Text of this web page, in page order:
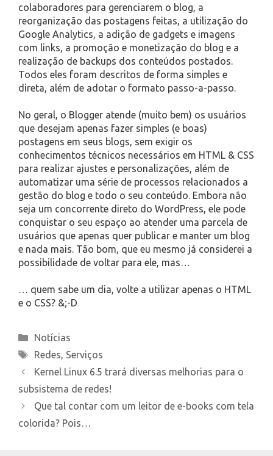
colaboradores para gerenciarem o blog, a
reorganização das postagens feitas, a utilização do
Google Analytics, a adição de gadgets e imagens
com links, a promoção e monetização do blog e a
realização de backups dos conteúdos postados.
Todos eles foram descritos de forma simples e
direta, além de adotar o formato passo-a-passo.
No geral, o Blogger atende (muito bem) os usuários
que desejam apenas fazer simples (e boas)
postagens em seus blogs, sem exigir os
conhecimentos técnicos necessários em HTML & CSS
para realizar ajustes e personalizações, além de
automatizar uma série de processos relacionados a
gestão do blog e todo o seu conteúdo. Embora não
seja um concorrente direto do WordPress, ele pode
conquistar o seu espaço ao atender uma parcela de
usuários que apenas quer publicar e manter um blog
e nada mais. Tão bom, que eu mesmo já considerei a
possibilidade de voltar para ele, mas…
… quem sabe um dia, volte a utilizar apenas o HTML
e o CSS? &;-D
Categories
Notícias
Tags
Redes, Serviços
Kernel Linux 6.5 trará diversas melhorias para o
subsistema de redes!
Que tal contar com um leitor de e-books com tela
colorida? Pois…